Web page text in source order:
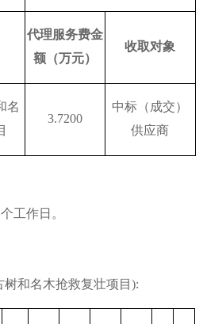
代理服务费金
额（万元）
收取对象
名
3.7200
中标（成交）
供应商
工作日。
树和名木抢救复壮项目):